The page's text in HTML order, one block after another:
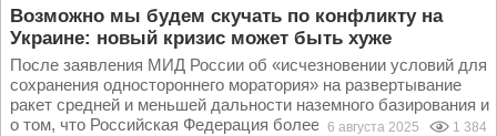
Возможно мы будем скучать по конфликту на
Украине: новый кризис может быть хуже
После заявления МИД России об «исчезновении условий для
сохранения одностороннего моратория» на развертывание
ракет средней и меньшей дальности наземного базирования и
о том, что Российская Федерация более не...6 августа 2025 1 384